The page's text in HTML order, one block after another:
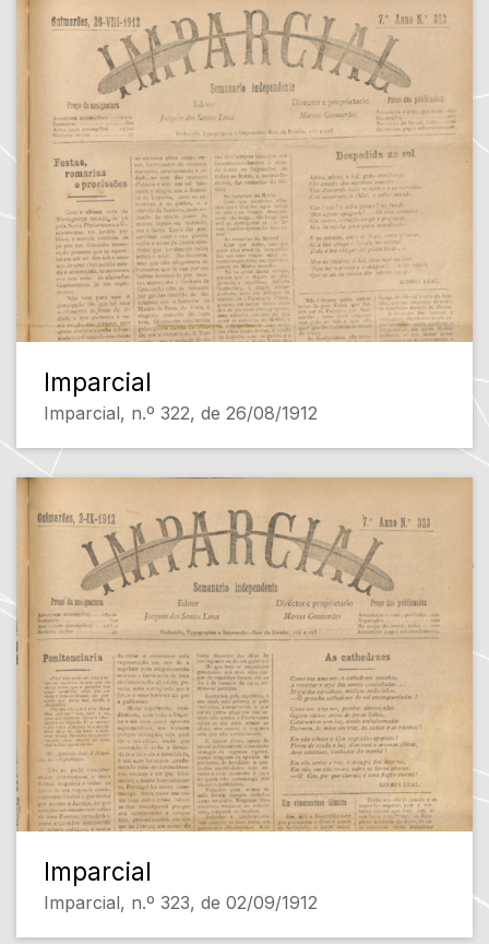
Imparcial
Imparcial, n.º 322, de 26/08/1912
Imparcial
Imparcial, n.º 323, de 02/09/1912